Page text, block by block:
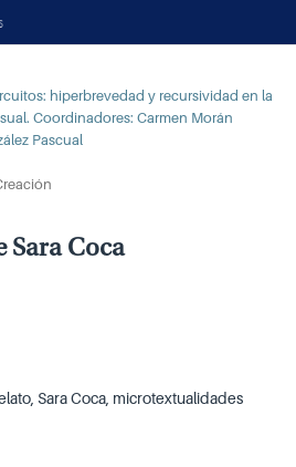
hiperbrevedad y recursividad en la
Coordinadores: Carmen Morán
Pascual
Sara Coca
Sara Coca, microtextualidades